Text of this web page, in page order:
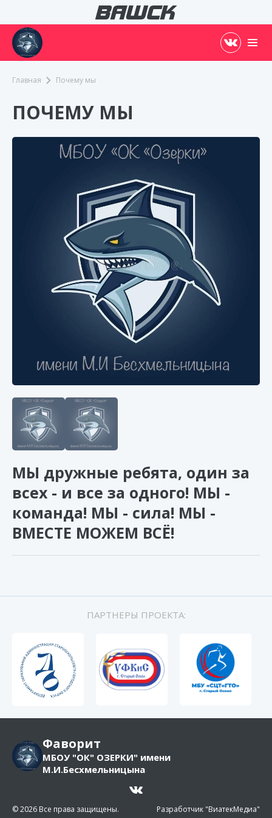
Главная Почему мы
ПОЧЕМУ МЫ
МЫ дружные ребята, один за
всех - и все за одного! МЫ -
команда! МЫ - сила! МЫ -
ВМЕСТЕ МОЖЕМ ВСЁ!
ПАРТНЕРЫ ПРОЕКТА:
Фаворит
МБОУ "ОК" ОЗЕРКИ" имени
М.И.Бесхмельницына
© 2026 Все права защищены. Разработчик "ВиатекМедиа"